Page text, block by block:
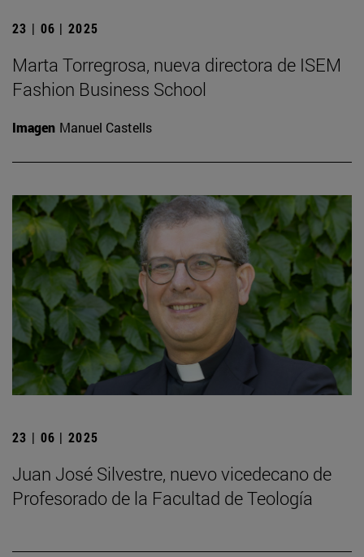
23 | 06 | 2025
Marta Torregrosa, nueva directora de ISEM
Fashion Business School
Imagen Manuel Castells
23 | 06 | 2025
Juan José Silvestre, nuevo vicedecano de
Profesorado de la Facultad de Teología